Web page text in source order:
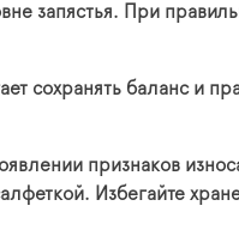
запястья. При
сохранять баланс и
признаков
Избегайте